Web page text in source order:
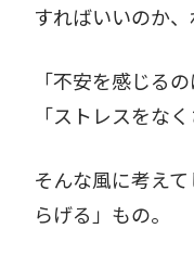
すればいいのか
「不安を感じる
「ストレスをな
そんな風に考え
らげる」もの。